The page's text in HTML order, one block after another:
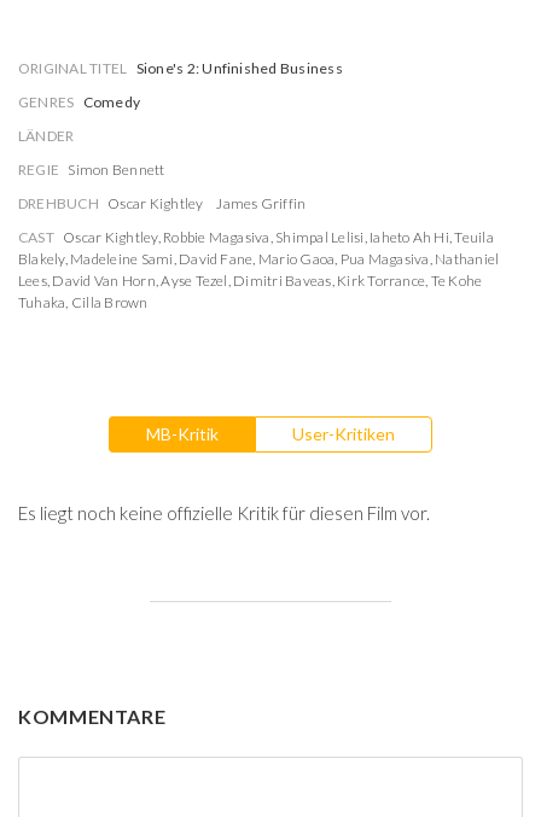
ORIGINAL TITEL Sione's 2: Unfinished Business
GENRES Comedy
LÄNDER
REGIE Simon Bennett
DREHBUCH Oscar Kightley
James Griffin
CAST Oscar Kightley, Robbie Magasiva, Shimpal Lelisi, Iaheto Ah Hi,Teuila
Blakely, Madeleine Sami, David Fane, Mario Gaoa, Pua Magasiva, Nathaniel
Lees, David Van Horn,Ayse Tezel, Dimitri Baveas, Kirk Torrance, Te Kohe
Tuhaka, Cilla Brown
MB-Kritik User-Kritiken
Es liegt noch keine offizielle Kritik für diesen Film vor.
KOMMENTARE